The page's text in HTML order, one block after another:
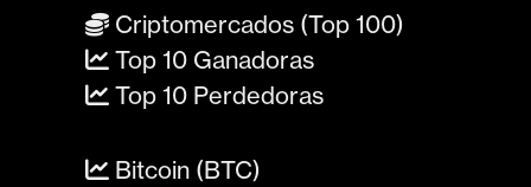
Criptomercados (Top 100)
Top 10 Ganadoras
Top 10 Perdedoras
Bitcoin (BTC)